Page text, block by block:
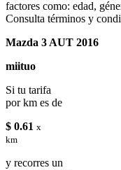
factores como: edad,
Consulta términos y
Mazda 3 AUT 2016
miituo
Si tu tarifa
por km es de
$ 0.61 x
km
y recorres un